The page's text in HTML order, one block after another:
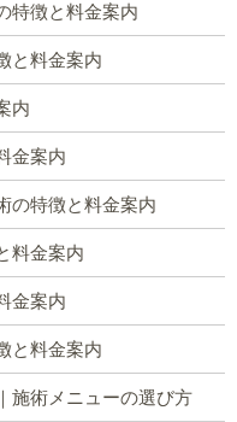
特徴と料金案内
と料金案内
内
金案内
の特徴と料金案内
料金案内
金案内
と料金案内
施術メニューの選び方